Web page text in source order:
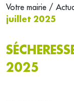
Votre mairie /
juillet 2025
2025